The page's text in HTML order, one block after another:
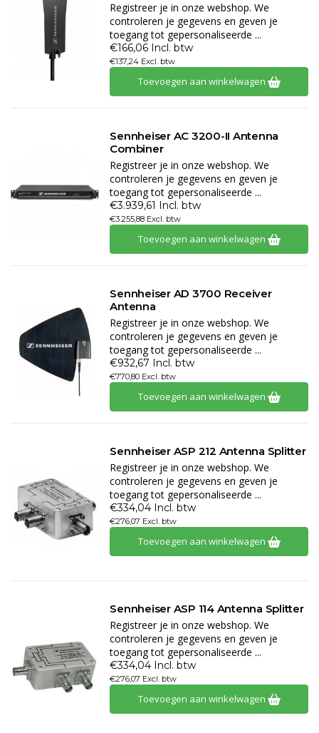
Registreer je in onze webshop. We
controleren je gegevens en geven je
toegang tot gepersonaliseerde ...
€166,06 Incl. btw
€137,24 Excl. btw
Toevoegen aan winkelwagen
Sennheiser AC 3200-II Antenna
Combiner
Registreer je in onze webshop. We
controleren je gegevens en geven je
toegang tot gepersonaliseerde ...
€3.939,61 Incl. btw
€3.255,88 Excl. btw
Toevoegen aan winkelwagen
Sennheiser AD 3700 Receiver
Antenna
Registreer je in onze webshop. We
controleren je gegevens en geven je
toegang tot gepersonaliseerde ...
€932,67 Incl. btw
€770,80 Excl. btw
Toevoegen aan winkelwagen
Sennheiser ASP 212 Antenna Splitter
Registreer je in onze webshop. We
controleren je gegevens en geven je
toegang tot gepersonaliseerde ...
€334,04 Incl. btw
€276,07 Excl. btw
Toevoegen aan winkelwagen
Sennheiser ASP 114 Antenna Splitter
Registreer je in onze webshop. We
controleren je gegevens en geven je
toegang tot gepersonaliseerde ...
€334,04 Incl. btw
€276,07 Excl. btw
Toevoegen aan winkelwagen